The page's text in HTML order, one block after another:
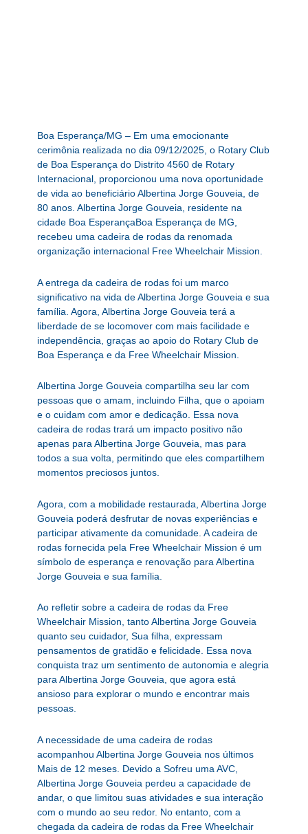
Boa Esperança/MG – Em uma emocionante
cerimônia realizada no dia 09/12/2025, o Rotary Club
de Boa Esperança do Distrito 4560 de Rotary
Internacional, proporcionou uma nova oportunidade
de vida ao beneficiário Albertina Jorge Gouveia, de
80 anos. Albertina Jorge Gouveia, residente na
cidade Boa EsperançaBoa Esperança de MG,
recebeu uma cadeira de rodas da renomada
organização internacional Free Wheelchair Mission.
A entrega da cadeira de rodas foi um marco
significativo na vida de Albertina Jorge Gouveia e sua
família. Agora, Albertina Jorge Gouveia terá a
liberdade de se locomover com mais facilidade e
independência, graças ao apoio do Rotary Club de
Boa Esperança e da Free Wheelchair Mission.
Albertina Jorge Gouveia compartilha seu lar com
pessoas que o amam, incluindo Filha, que o apoiam
e o cuidam com amor e dedicação. Essa nova
cadeira de rodas trará um impacto positivo não
apenas para Albertina Jorge Gouveia, mas para
todos a sua volta, permitindo que eles compartilhem
momentos preciosos juntos.
Agora, com a mobilidade restaurada, Albertina Jorge
Gouveia poderá desfrutar de novas experiências e
participar ativamente da comunidade. A cadeira de
rodas fornecida pela Free Wheelchair Mission é um
símbolo de esperança e renovação para Albertina
Jorge Gouveia e sua família.
Ao refletir sobre a cadeira de rodas da Free
Wheelchair Mission, tanto Albertina Jorge Gouveia
quanto seu cuidador, Sua filha, expressam
pensamentos de gratidão e felicidade. Essa nova
conquista traz um sentimento de autonomia e alegria
para Albertina Jorge Gouveia, que agora está
ansioso para explorar o mundo e encontrar mais
pessoas.
A necessidade de uma cadeira de rodas
acompanhou Albertina Jorge Gouveia nos últimos
Mais de 12 meses. Devido a Sofreu uma AVC,
Albertina Jorge Gouveia perdeu a capacidade de
andar, o que limitou suas atividades e sua interação
com o mundo ao seu redor. No entanto, com a
chegada da cadeira de rodas da Free Wheelchair